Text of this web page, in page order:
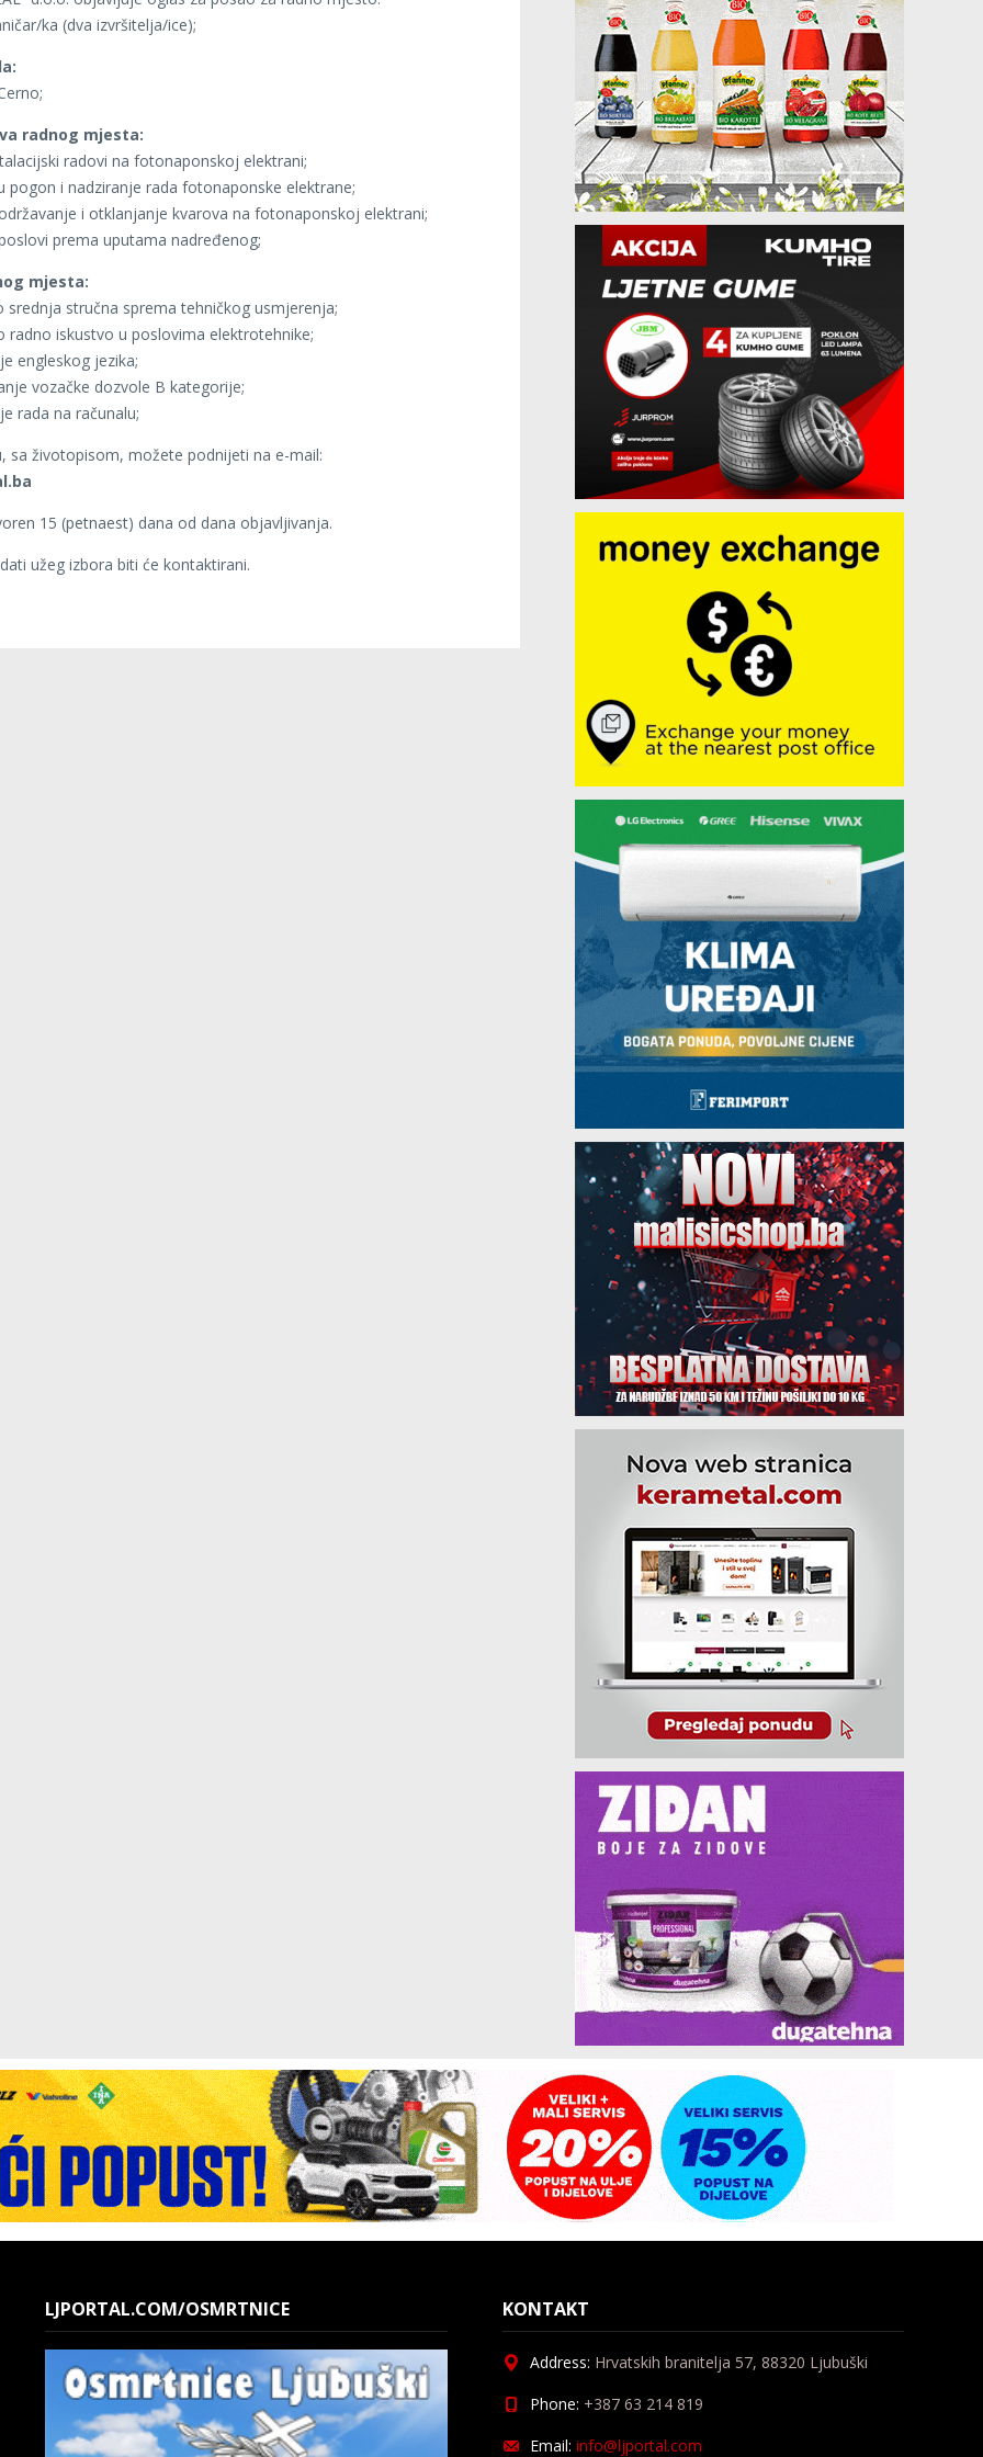
ka (dva izvršitelja/ice);
radnog mjesta:
radovi na fotonaponskoj elektrani;
pogon i nadziranje rada fotonaponske elektrane;
i otklanjanje kvarova na fotonaponskoj elektrani;
prema uputama nadređenog;
mjesta:
srednja stručna sprema tehničkog usmjerenja;
radno iskustvo u poslovima elektrotehnike;
engleskog jezika;
vozačke dozvole B kategorije;
rada na računalu;
sa životopisom, možete podnijeti na e-mail:
15 (petnaest) dana od dana objavljivanja.
užeg izbora biti će kontaktirani.
LJPORTAL.COM/OSMRTNICE KONTAKT
Address: Hrvatskih branitelja 57, 88320 Ljubuški
Phone: +387 63 214 819
Email: info@ljportal.com